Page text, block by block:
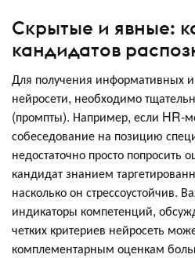
Скрытые и явные:
кандидатов
Для получения информативных и
нейросети, необходимо
(промпты). Например, если HR-
собеседование на позицию
недостаточно просто попросить
кандидат знанием
насколько он стрессоустойчив.
индикаторы компетенций,
четких критериев нейросеть
комплементарным оценкам